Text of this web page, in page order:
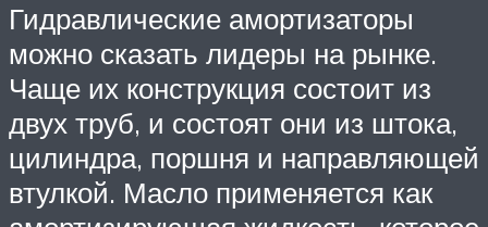
Гидравлические амортизаторы
можно сказать лидеры на рынке.
Чаще их конструкция состоит из
двух труб, и состоят они из штока,
цилиндра, поршня и направляющей
втулкой. Масло применяется как